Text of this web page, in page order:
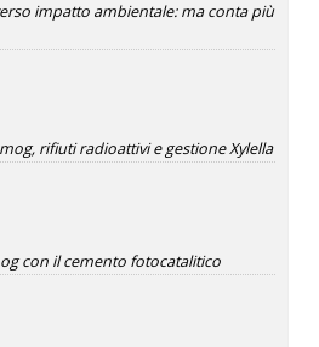
impatto ambientale: ma conta più
rifiuti radioattivi e gestione Xylella
con il cemento fotocatalitico